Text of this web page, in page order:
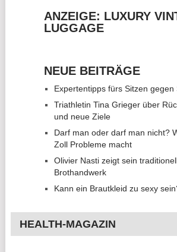
ANZEIGE: LUXURY
LUGGAGE
NEUE BEITRÄGE
Expertentipps fürs Sitzen gegen
Triathletin Tina Grieger über
und neue Ziele
Darf man oder darf man nicht?
Zoll Probleme macht
Olivier Nasti zeigt sein
Brothandwerk
Kann ein Brautkleid zu sexy
HEALTH-MAGAZIN